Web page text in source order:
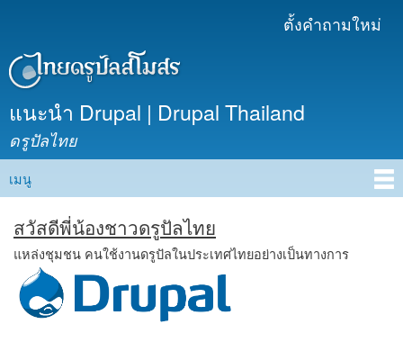
เนื้อหา
ตั้งคำถามใหม่
แนะนำ Drupal | Drupal Thailand
ดรูปัลไทย
Main menu
เมนู
สวัสดีพี่น้องชาวดรูปัลไทย
แหล่งชุมชน คนใช้งานดรูปัลในประเทศไทยอย่างเป็นทางการ